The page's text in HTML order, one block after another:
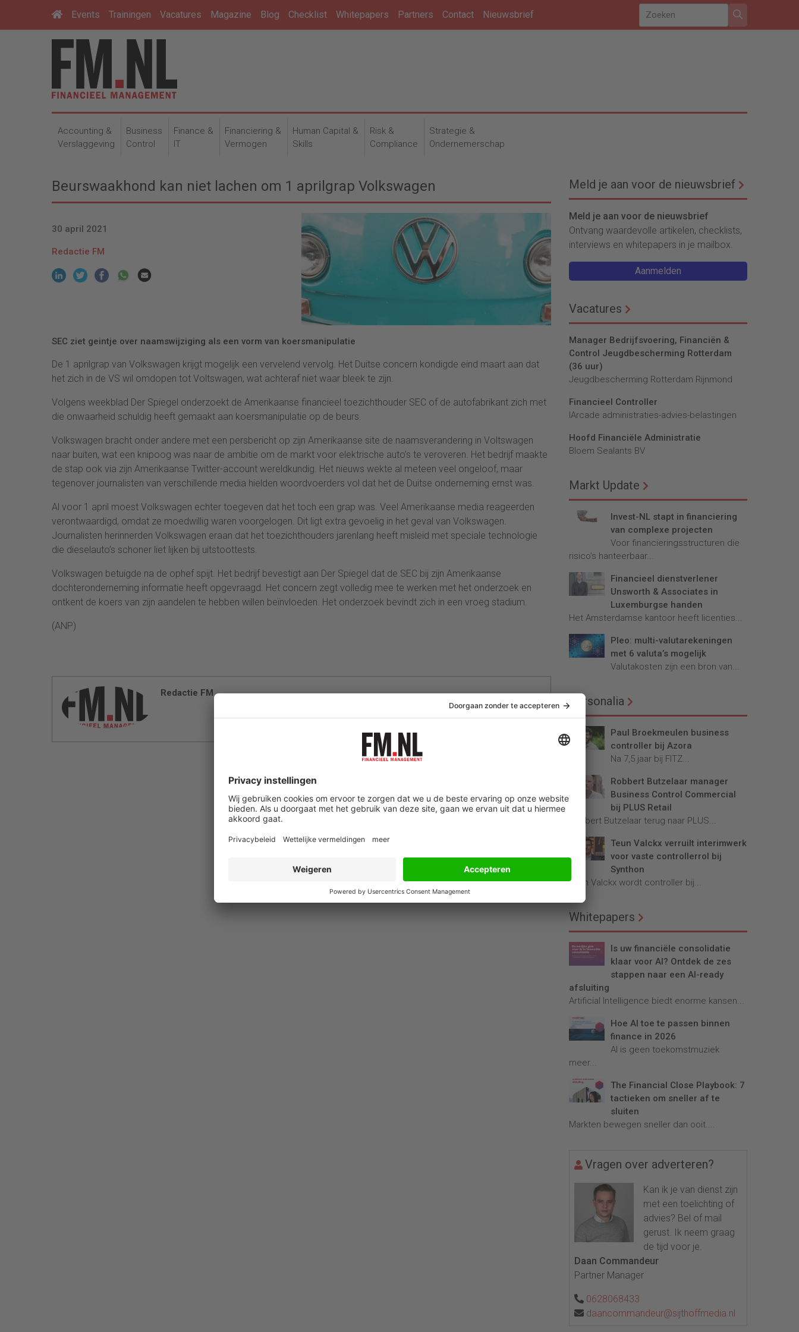
Events Trainingen Vacatures Magazine Blog Checklist Whitepapers Partners Contact Nieuwsbrief
Accounting &
Verslaggeving
Business
Control
Finance &
IT
Financiering &
Vermogen
Human Capital &
Skills
Risk &
Compliance
Strategie &
Ondernemerschap
Beurswaakhond kan niet lachen om 1 aprilgrap Volkswagen
30 april 2021
Redactie FM
SEC ziet geintje over naamswijziging als een vorm van koersmanipulatie
De 1 aprilgrap van Volkswagen krijgt mogelijk een vervelend vervolg. Het Duitse concern kondigde eind maart aan dat
het zich in de VS wil omdopen tot Voltswagen, wat achteraf niet waar bleek te zijn.
Volgens weekblad Der Spiegel onderzoekt de Amerikaanse financieel toezichthouder SEC of de autofabrikant zich met
die onwaarheid schuldig heeft gemaakt aan koersmanipulatie op de beurs.
Volkswagen bracht onder andere met een persbericht op zijn Amerikaanse site de naamsverandering in Voltswagen
naar buiten, wat een knipoog was naar de ambitie om de markt voor elektrische auto’s te veroveren. Het bedrijf maakte
de stap ook via zijn Amerikaanse Twitter-account wereldkundig. Het nieuws wekte al meteen veel ongeloof, maar
tegenover journalisten van verschillende media hielden woordvoerders vol dat het de Duitse onderneming ernst was.
Al voor 1 april moest Volkswagen echter toegeven dat het toch een grap was. Veel Amerikaanse media reageerden
verontwaardigd, omdat ze moedwillig waren voorgelogen. Dit ligt extra gevoelig in het geval van Volkswagen.
Journalisten herinnerden Volkswagen eraan dat het toezichthouders jarenlang heeft misleid met speciale technologie
die dieselauto’s schoner liet lijken bij uitstoottests.
Volkswagen betuigde na de ophef spijt. Het bedrijf bevestigt aan Der Spiegel dat de SEC bij zijn Amerikaanse
dochteronderneming informatie heeft opgevraagd. Het concern zegt volledig mee te werken met het onderzoek en
ontkent de koers van zijn aandelen te hebben willen beïnvloeden. Het onderzoek bevindt zich in een vroeg stadium.
(ANP)
Redactie FM
Meld je aan voor de nieuwsbrief
Meld je aan voor de nieuwsbrief
Ontvang waardevolle artikelen, checklists,
interviews en whitepapers in je mailbox.
Aanmelden
Vacatures
Manager Bedrijfsvoering, Financiën &
Control Jeugdbescherming Rotterdam
(36 uur)
Jeugdbescherming Rotterdam Rijnmond
Financieel Controller
lArcade administraties-advies-belastingen
Hoofd Financiële Administratie
Bloem Sealants BV
Markt Update
Invest-NL stapt in financiering
van complexe projecten
Voor financieringsstructuren die
risico’s hanteerbaar...
Financieel dienstverlener
Unsworth & Associates in
Luxemburgse handen
Het Amsterdamse kantoor heeft licenties...
Pleo: multi-valutarekeningen
met 6 valuta’s mogelijk
Valutakosten zijn een bron van...
Personalia
Paul Broekmeulen business
controller bij Azora
Na 7,5 jaar bij FITZ...
Robbert Butzelaar manager
Business Control Commercial
bij PLUS Retail
Robbert Butzelaar terug naar PLUS...
Teun Valckx verruilt interimwerk
voor vaste controllerrol bij
Synthon
Teun Valckx wordt controller bij...
Whitepapers
Is uw financiële consolidatie
klaar voor AI? Ontdek de zes
stappen naar een AI-ready
afsluiting
Artificial Intelligence biedt enorme kansen...
Hoe AI toe te passen binnen
finance in 2026
AI is geen toekomstmuziek
meer...
The Financial Close Playbook: 7
tactieken om sneller af te
sluiten
Markten bewegen sneller dan ooit....
Vragen over adverteren?
Kan ik je van dienst zijn
met een toelichting of
advies? Bel of mail
gerust. Ik neem graag
de tijd voor je.
Daan Commandeur
Partner Manager
0628068433
daancommandeur@sijthoffmedia.nl